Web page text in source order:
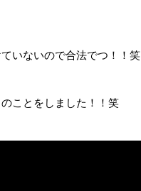
いないので合法でつ！！笑
ことをしました！！笑